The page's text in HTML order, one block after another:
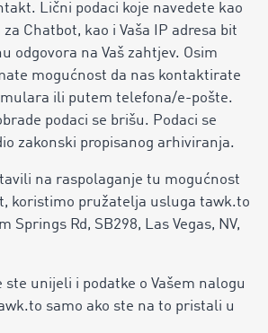
Lični podaci koje navedete kao
za Chatbot, kao i Vaša IP adresa bit
odgovora na Vaš zahtjev. Osim
mogućnost da nas kontaktirate
ili putem telefona/e-pošte.
podaci se brišu. Podaci se
zakonski propisanog arhiviranja.
na raspolaganje tu mogućnost
koristimo pružatelja usluga tawk.to
Springs Rd, SB298, Las Vegas, NV,
ste unijeli i podatke o Vašem nalogu
samo ako ste na to pristali u